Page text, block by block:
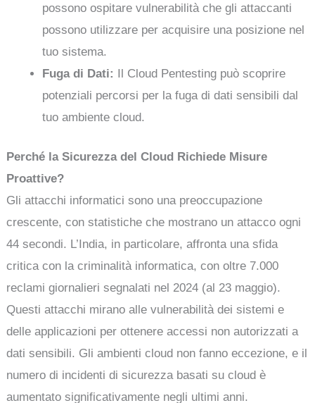
possono ospitare vulnerabilità che gli attaccanti
possono utilizzare per acquisire una posizione nel
tuo sistema.
Fuga di Dati: Il Cloud Pentesting può scoprire
potenziali percorsi per la fuga di dati sensibili dal
tuo ambiente cloud.
Perché la Sicurezza del Cloud Richiede Misure
Proattive?
Gli attacchi informatici sono una preoccupazione
crescente, con statistiche che mostrano un attacco ogni
44 secondi. L’India, in particolare, affronta una sfida
critica con la criminalità informatica, con oltre 7.000
reclami giornalieri segnalati nel 2024 (al 23 maggio).
Questi attacchi mirano alle vulnerabilità dei sistemi e
delle applicazioni per ottenere accessi non autorizzati a
dati sensibili. Gli ambienti cloud non fanno eccezione, e il
numero di incidenti di sicurezza basati su cloud è
aumentato significativamente negli ultimi anni.